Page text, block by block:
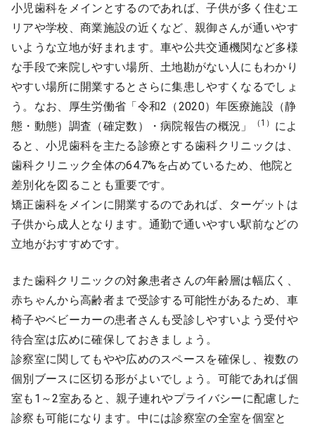
小児歯科をメインとするのであれば、子供が多く住むエ
リアや学校、商業施設の近くなど、親御さんが通いやす
いような立地が好まれます。車や公共交通機関など多様
な手段で来院しやすい場所、土地勘がない人にもわかり
やすい場所に開業するとさらに集患しやすくなるでしょ
う。なお、厚生労働省「令和2（2020）年医療施設（静
態・動態）調査（確定数）・病院報告の概況」
（1） によ
ると、小児歯科を主たる診療とする歯科クリニックは、
歯科クリニック全体の64.7%を占めているため、他院と
差別化を図ることも重要です。
矯正歯科をメインに開業するのであれば、ターゲットは
子供から成人となります。通勤で通いやすい駅前などの
立地がおすすめです。
また歯科クリニックの対象患者さんの年齢層は幅広く、
赤ちゃんから高齢者まで受診する可能性があるため、車
椅子やベビーカーの患者さんも受診しやすいよう受付や
待合室は広めに確保しておきましょう。
診察室に関してもやや広めのスペースを確保し、複数の
個別ブースに区切る形がよいでしょう。可能であれば個
室も1～2室あると、親子連れやプライバシーに配慮した
診察も可能になります。中には診察室の全室を個室と